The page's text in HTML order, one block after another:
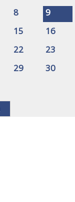
8
9
15
16
22
23
29
30